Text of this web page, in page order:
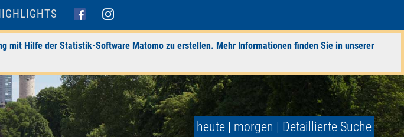
mit Hilfe der Statistik-Software Matomo zu erstellen. Mehr Informationen finden Sie in unserer
heute | morgen | Detaillierte Suche